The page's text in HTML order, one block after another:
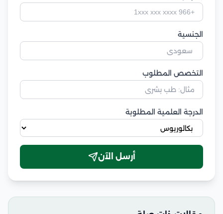
الجنسية
التخصص المطلوب
الدرجة العلمية المطلوبة
أرسل الآن